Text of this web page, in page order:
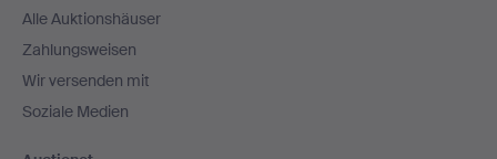
Alle Auktionshäuser
Zahlungsweisen
Wir versenden mit
Soziale Medien